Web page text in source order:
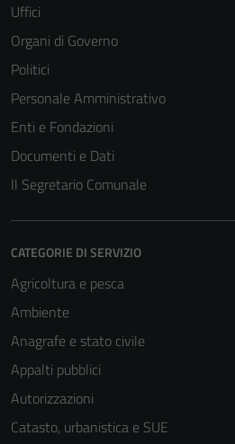
Uffici
Organi di Governo
Politici
Personale Amministrativo
Enti e Fondazioni
Documenti e Dati
Il Segretario Comunale
CATEGORIE DI SERVIZIO
Agricoltura e pesca
Ambiente
Anagrafe e stato civile
Appalti pubblici
Autorizzazioni
Catasto, urbanistica e SUE